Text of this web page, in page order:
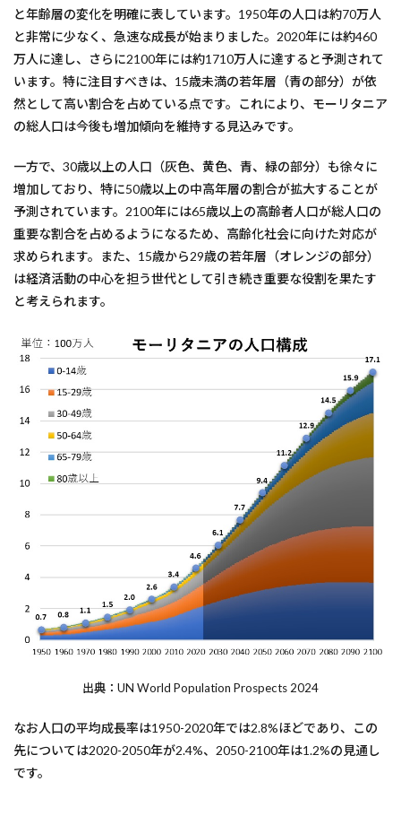
と年齢層の変化を明確に表しています。1950年の人口は約70万人
と非常に少なく、急速な成長が始まりました。2020年には約460
万人に達し、さらに2100年には約1710万人に達すると予測されて
います。特に注目すべきは、15歳未満の若年層（青の部分）が依
然として高い割合を占めている点です。これにより、モーリタニア
の総人口は今後も増加傾向を維持する見込みです。
一方で、30歳以上の人口（灰色、黄色、青、緑の部分）も徐々に
増加しており、特に50歳以上の中高年層の割合が拡大することが
予測されています。2100年には65歳以上の高齢者人口が総人口の
重要な割合を占めるようになるため、高齢化社会に向けた対応が
求められます。また、15歳から29歳の若年層（オレンジの部分）
は経済活動の中心を担う世代として引き続き重要な役割を果たす
と考えられます。
出典：UN World Population Prospects 2024
なお人口の平均成長率は1950-2020年では2.8%ほどであり、この
先については2020-2050年が2.4%、2050-2100年は1.2%の見通し
です。